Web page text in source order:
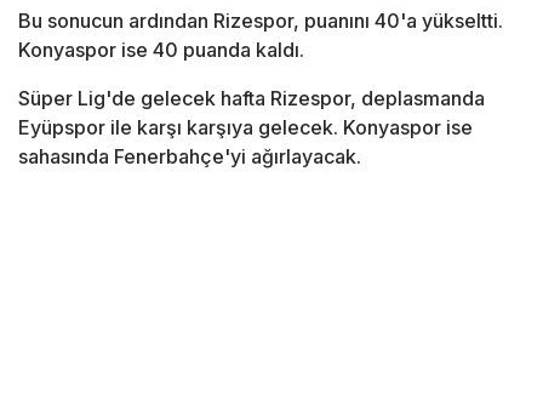
Bu sonucun ardından Rizespor, puanını 40'a yükseltti.
Konyaspor ise 40 puanda kaldı.
Süper Lig'de gelecek hafta Rizespor, deplasmanda
Eyüpspor ile karşı karşıya gelecek. Konyaspor ise
sahasında Fenerbahçe'yi ağırlayacak.